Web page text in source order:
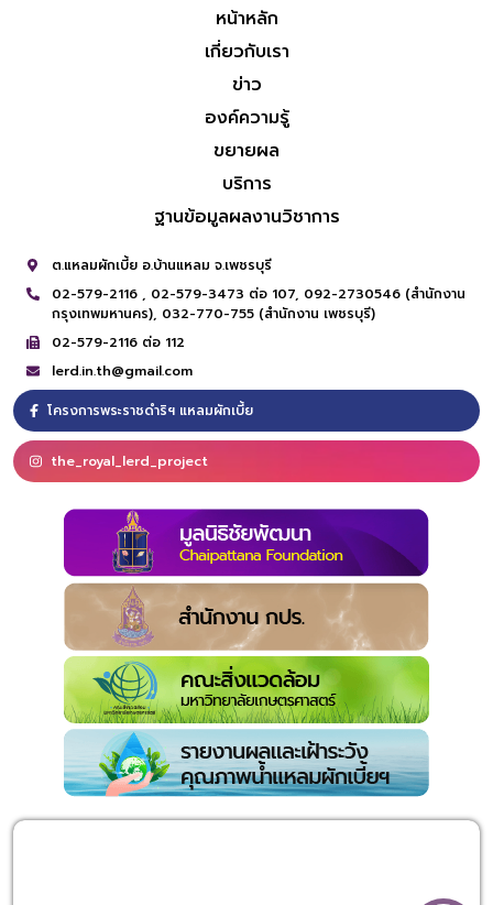
หน้าหลัก
เกี่ยวกับเรา
ข่าว
องค์ความรู้
ขยายผล
บริการ
ฐานข้อมูลผลงานวิชาการ
ต.แหลมผักเบี้ย อ.บ้านแหลม จ.เพชรบุรี
02-579-2116 , 02-579-3473 ต่อ 107, 092-2730546 (สำนักงาน
กรุงเทพมหานคร), 032-770-755 (สำนักงาน เพชรบุรี)
02-579-2116 ต่อ 112
lerd.in.th@gmail.com
โครงการพระราชดำริฯ แหลมผักเบี้ย
the_royal_lerd_project